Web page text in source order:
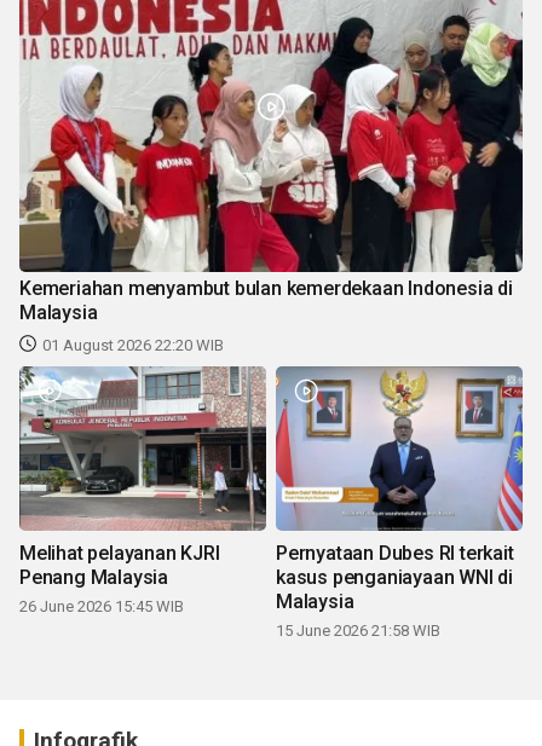
Kemeriahan menyambut bulan kemerdekaan Indonesia di
Malaysia
01 August 2026 22:20 WIB
Melihat pelayanan KJRI
Penang Malaysia
26 June 2026 15:45 WIB
Pernyataan Dubes RI terkait
kasus penganiayaan WNI di
Malaysia
15 June 2026 21:58 WIB